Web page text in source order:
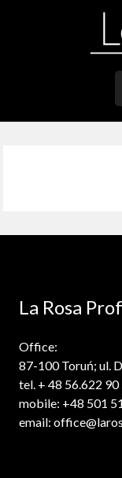
La Rosa
Office:
87-100 Toruń; ul.
tel. + 48 56.622 90
mobile: +48 501
email: